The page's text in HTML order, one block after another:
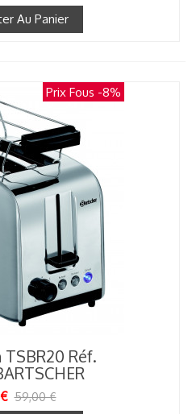
Au Panier
Prix Fous -8%
Réf.
59,00 €